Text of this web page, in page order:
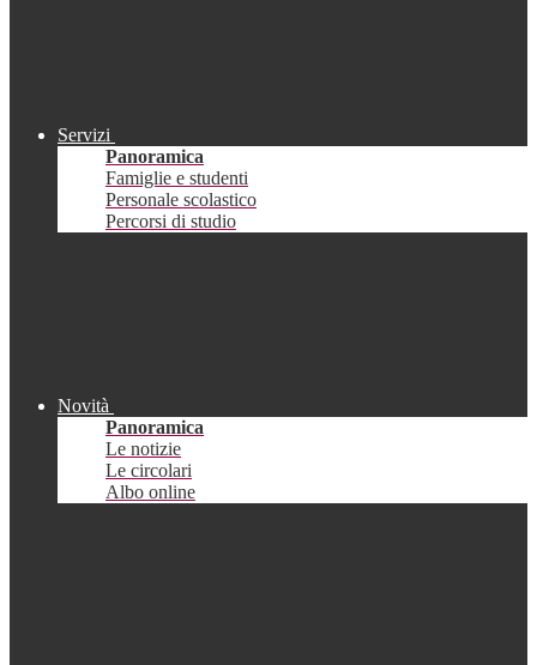
Servizi
Panoramica
Famiglie e studenti
Personale scolastico
Percorsi di studio
Novità
Panoramica
Le notizie
Le circolari
Albo online